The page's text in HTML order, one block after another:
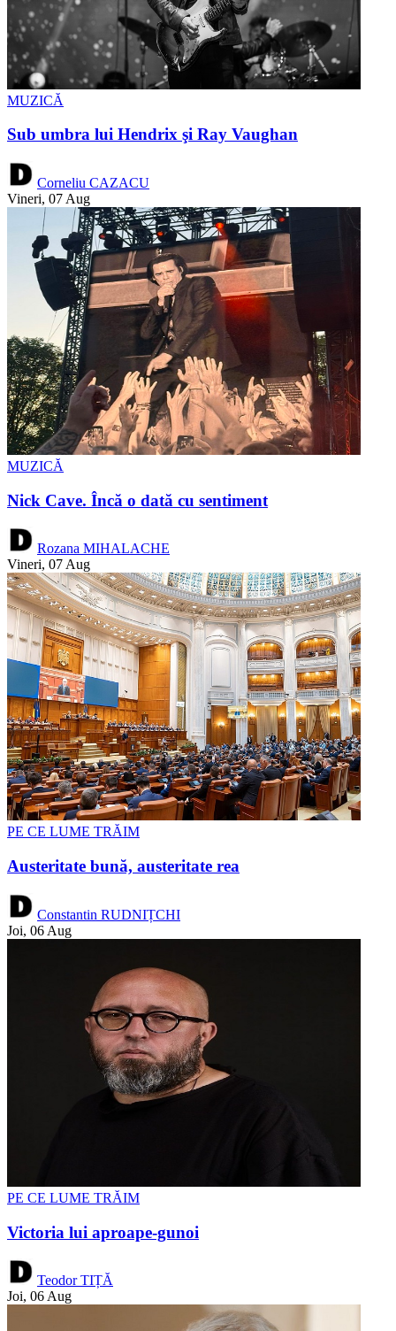
MUZICĂ
Sub umbra lui Hendrix şi Ray Vaughan
Corneliu CAZACU
Vineri, 07 Aug
MUZICĂ
Nick Cave. Încă o dată cu sentiment
Rozana MIHALACHE
Vineri, 07 Aug
PE CE LUME TRĂIM
Austeritate bună, austeritate rea
Constantin RUDNIȚCHI
Joi, 06 Aug
PE CE LUME TRĂIM
Victoria lui aproape-gunoi
Teodor TIȚĂ
Joi, 06 Aug